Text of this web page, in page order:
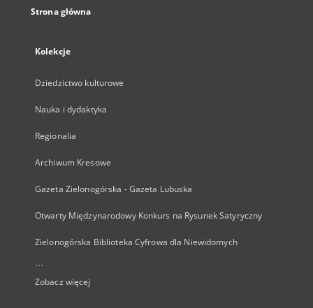
Strona główna
Kolekcje
Dziedzictwo kulturowe
Nauka i dydaktyka
Regionalia
Archiwum Kresowe
Gazeta Zielonogórska - Gazeta Lubuska
Otwarty Międzynarodowy Konkurs na Rysunek Satyryczny
Zielonogórska Biblioteka Cyfrowa dla Niewidomych
...
Zobacz więcej